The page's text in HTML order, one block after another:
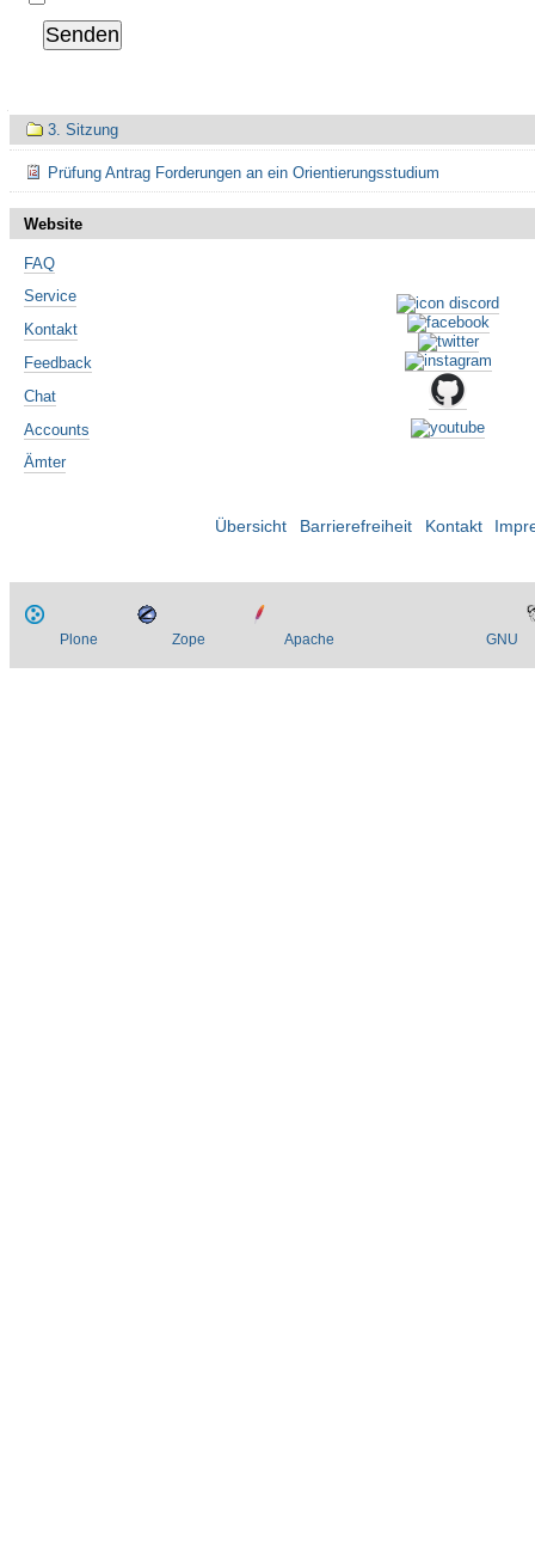
Navigation
3. Sitzung
Prüfung Antrag Forderungen an ein Orientierungsstudium
Website
FAQ
Service
Kontakt
Feedback
Chat
Accounts
Ämter
Übersicht Barrierefreiheit Kontakt
Plone Zope Apache GNU